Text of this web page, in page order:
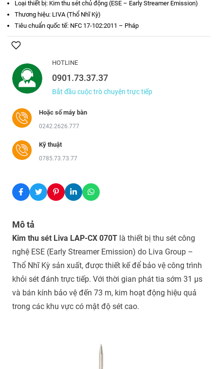
Loại thiết bị: Kim thu sét chủ động (ESE – Early Streamer Emission)
Thương hiệu: LIVA (Thổ Nhĩ Kỳ)
Tiêu chuẩn quốc tế: NFC 17-102:2011 – Pháp
HOTLINE
0901.73.37.37
Bắt đầu cuộc trò chuyện trực tiếp
Hoặc số máy bàn
0242.2626.777
Kỹ thuật
0785.73.73.77
Mô tả
Kim thu sét Liva LAP-CX 070Tlà thiết bị thu sét công
nghệ ESE (Early Streamer Emission) do Liva Group –
Thổ Nhĩ Kỳ sản xuất, được thiết kế để bảo vệ công trình
khỏi sét đánh trực tiếp. Với thời gian phát tia sớm 31 µs
và bán kính bảo vệ đến 73 m, kim hoạt động hiệu quả
trong các khu vực có mật độ sét cao.